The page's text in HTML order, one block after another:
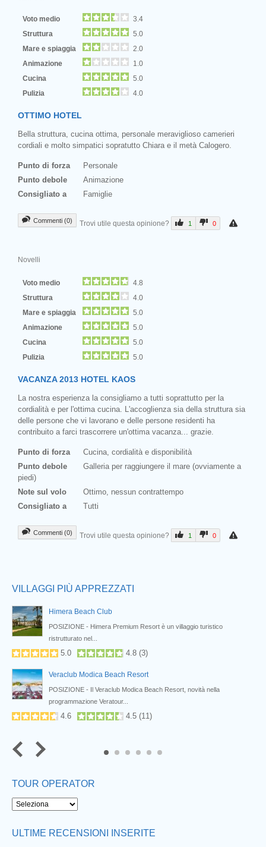
Voto medio
3.4
Struttura
5.0
Mare e spiaggia
2.0
Animazione
1.0
Cucina
5.0
Pulizia
4.0
OTTIMO HOTEL
Bella struttura, cucina ottima, personale meraviglioso camerieri
cordiali e molto simpatici sopratutto Chiara e il metà Calogero.
Punto di forza
Personale
Punto debole
Animazione
Consigliato a
Famiglie
Commenti (0) Trovi utile questa opinione? 1 0
Novelli
Voto medio
4.8
Struttura
4.0
Mare e spiaggia
5.0
Animazione
5.0
Cucina
5.0
Pulizia
5.0
VACANZA 2013 HOTEL KAOS
La nostra esperienza la consigliamo a tutti soprattutto per la
cordialità e per l'ottima cucina. L'accoglienza sia della struttura sia
delle persone che vi lavorano e delle persone residenti ha
contribuito a farci trascorrere un'ottima vacanza... grazie.
Punto di forza
Cucina, cordialità e disponibilità
Punto debole
Galleria per raggiungere il mare (ovviamente a
piedi)
Note sul volo
Ottimo, nessun contrattempo
Consigliato a
Tutti
Commenti (0) Trovi utile questa opinione? 1 0
VILLAGGI PIÙ APPREZZATI
Himera Beach Club
POSIZIONE - Himera Premium Resort è un villaggio turistico
ristrutturato nel...
5.0 4.8 (3)
Veraclub Modica Beach Resort
POSIZIONE - Il Veraclub Modica Beach Resort, novità nella
programmazione Veratour...
4.6 4.5 (11 )
Prev
TOUR OPERATOR
ULTIME RECENSIONI INSERITE